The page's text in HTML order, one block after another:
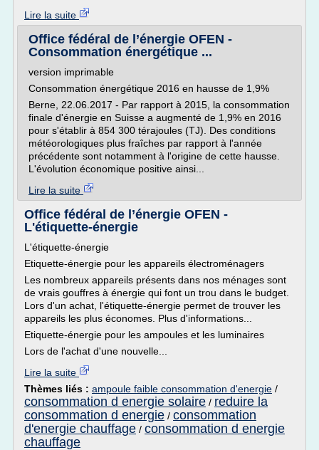
Lire la suite
Office fédéral de l’énergie OFEN -
Consommation énergétique ...
version imprimable
Consommation énergétique 2016 en hausse de 1,9%
Berne, 22.06.2017 - Par rapport à 2015, la consommation
finale d'énergie en Suisse a augmenté de 1,9% en 2016
pour s'établir à 854 300 térajoules (TJ). Des conditions
météorologiques plus fraîches par rapport à l'année
précédente sont notamment à l'origine de cette hausse.
L'évolution économique positive ainsi...
Lire la suite
Office fédéral de l’énergie OFEN -
L'étiquette-énergie
L'étiquette-énergie
Etiquette-énergie pour les appareils électroménagers
Les nombreux appareils présents dans nos ménages sont
de vrais gouffres à énergie qui font un trou dans le budget.
Lors d'un achat, l'étiquette-énergie permet de trouver les
appareils les plus économes. Plus d'informations...
Etiquette-énergie pour les ampoules et les luminaires
Lors de l'achat d'une nouvelle...
Lire la suite
Thèmes liés : ampoule faible consommation d'energie /
consommation d energie solaire / reduire la
consommation d energie / consommation
d'energie chauffage / consommation d energie
chauffage